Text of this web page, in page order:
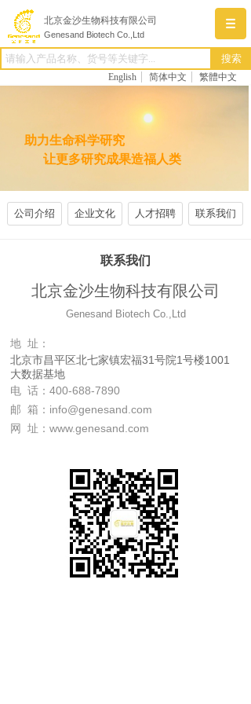
助力生命科学研究
让更多研究成果造福人类
公司介绍 企业文化 人才招聘 联系我们
联系我们
北京金沙生物科技有限公司
Genesand Biotech Co.,Ltd
地 址：
北京市昌平区北七家镇宏福31号院1号楼1001
大数据基地
电 话：400-688-7890
邮 箱：info@genesand.com
网 址：www.genesand.com
Genesand Biotech Co.,Ltd
北京金沙生物科技有限公司
搜索
English 简体中文 繁體中文